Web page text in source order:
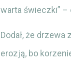
warta świeczki” –
Dodał, że
erozją, bo